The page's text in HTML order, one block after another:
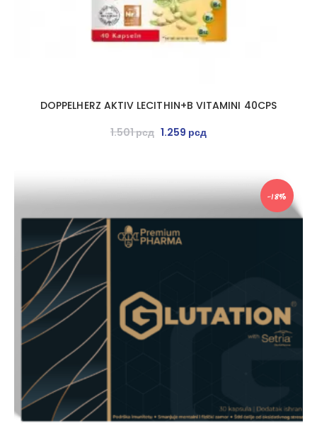
DOPPELHERZ AKTIV LECITHIN+B VITAMINI 40CPS
1.501рсд 1.259 рсд
-18%